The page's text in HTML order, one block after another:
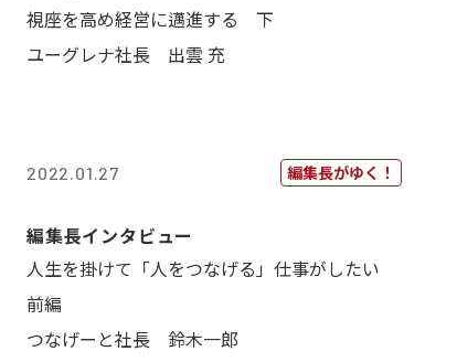
視座を高め経営に邁進する 下
ユーグレナ社長 出雲 充
2022.01.27 編集長がゆく！
編集長インタビュー
人生を掛けて「人をつなげる」仕事がしたい
前編
つなげーと社長 鈴木一郎